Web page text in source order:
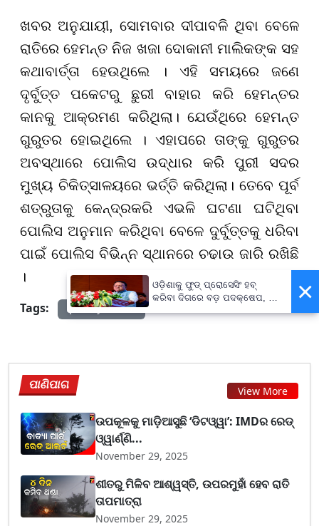
ଖବର ଅନୁଯାୟୀ, ସୋମବାର ଦୀପାବଳି ଥିବା ବେଳେ
ରାତିରେ ହେମନ୍ତ ନିଜ ଖଜା ଦୋକାନୀ ମାଲିକଙ୍କ ସହ
କଥାବାର୍ତ୍ତା ହେଉଥିଲେ । ଏହି ସମୟରେ ଜଣେ
ଦୃର୍ବୁତ୍ତ ପକେଟରୁ ଛୁରୀ ବାହାର କରି ହେମନ୍ତର
କାନକୁ ଆକ୍ରମଣ କରିଥିଲା।ଯେଉଁଥିରେ ହେମନ୍ତ
ଗୁରୁତର ହୋଇଥିଲେ । ଏହାପରେ ତାଙ୍କୁ ଗୁରୁତର
ଅବସ୍ଥାରେ ପୋଲିସ ଉଦ୍ଧାର କରି ପୁରୀ ସଦର
ମୁଖ୍ୟ ଚିକିତ୍ସାଳୟରେ ଭର୍ତ୍ତି କରିଥିଲା। ତେବେ ପୂର୍ବ
ଶତ୍ରୁତାକୁ କେନ୍ଦ୍ରକରି ଏଭଳି ଘଟଣା ଘଟିଥିବା
ପୋଲିସ ଅନୁମାନ କରିଥିବା ବେଳେ ଦୁର୍ବୁତ୍ତକୁ ଧରିବା
ପାଇଁ ପୋଲିସ ବିଭିନ୍ନ ସ୍ଥାନରେ ଚଢାଉ ଜାରି ରଖିଛି
।
Tags:
prameyanews7
ପାଣିପାଗ View More
ଉପକୂଳକୁ ମାଡ଼ିଆସୁଛି ‘ଡିଟଓ୍ୱା’: IMDର ରେଡ୍
ଓ୍ୱାର୍ଣ୍ଣି...
November 29, 2025
ଶୀତରୁ ମିଳିବ ଆଶ୍ୱସ୍ତି, ଉପରମୁହାଁ ହେବ ରାତି
ତାପମାତ୍ରା
November 29, 2025
×
ଓଡ଼ିଶାକୁ ଫୁଡ୍ ପ୍ରୋସେସିଂ ହବ୍
କରିବା ଦିଗରେ ବଡ଼ ପଦକ୍ଷେପ, ୪୨